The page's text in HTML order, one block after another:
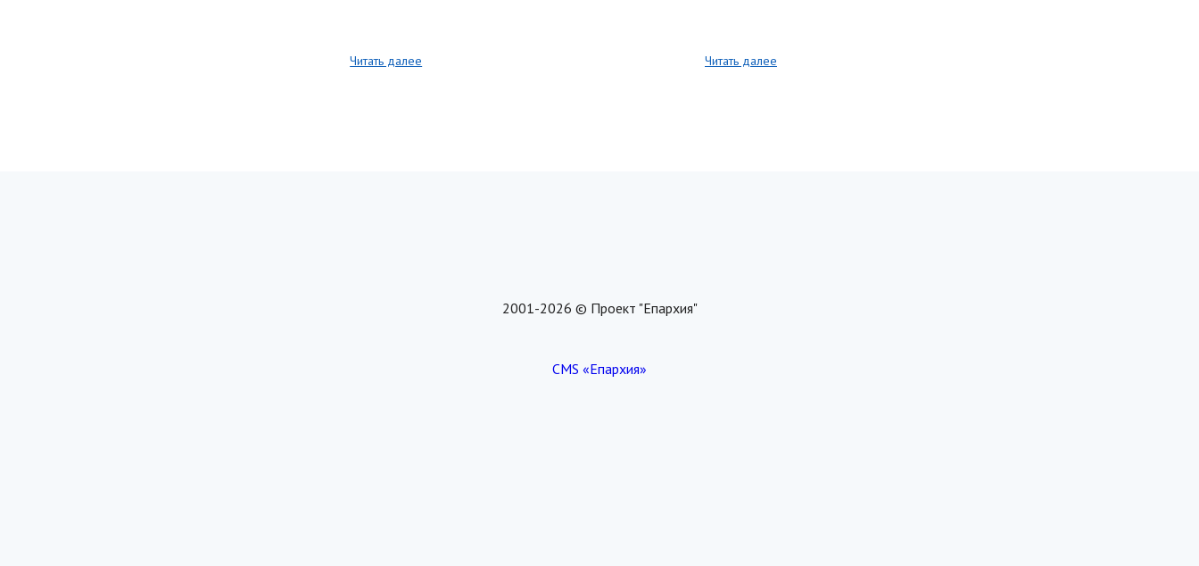
Читать далее Читать далее
2001-2026 © Проект "Епархия"
CMS «Епархия»